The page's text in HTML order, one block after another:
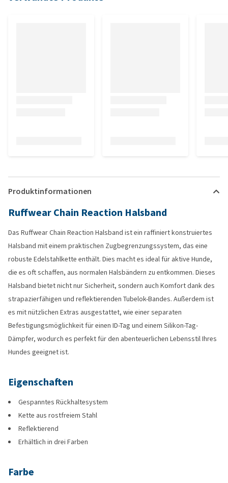
Produktinformationen
Ruffwear Chain Reaction Halsband
Das Ruffwear Chain Reaction Halsband ist ein raffiniert konstruiertes
Halsband mit einem praktischen Zugbegrenzungssystem, das eine
robuste Edelstahlkette enthält. Dies macht es ideal für aktive Hunde,
die es oft schaffen, aus normalen Halsbändern zu entkommen. Dieses
Halsband bietet nicht nur Sicherheit, sondern auch Komfort dank des
strapazierfähigen und reflektierenden Tubelok-Bandes. Außerdem ist
es mit nützlichen Extras ausgestattet, wie einer separaten
Befestigungsmöglichkeit für einen ID-Tag und einem Silikon-Tag-
Dämpfer, wodurch es perfekt für den abenteuerlichen Lebensstil Ihres
Hundes geeignet ist.
Eigenschaften
Gespanntes Rückhaltesystem
Kette aus rostfreiem Stahl
Reflektierend
Erhältlich in drei Farben
Farbe